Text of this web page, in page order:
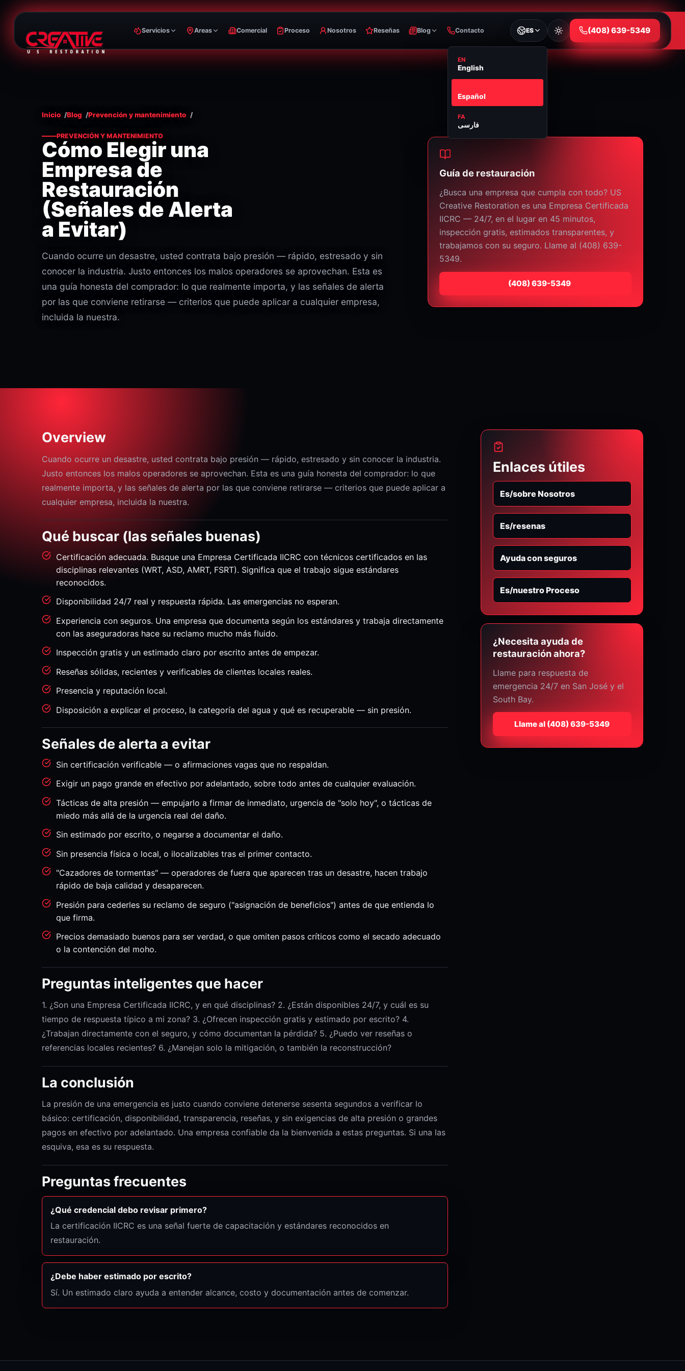
Servicios Areas Comercial Proceso Nosotros Reseñas Blog Contacto ES
EN
English
Español
FA
فارسی
⁦(408) 639-5349⁩
Inicio Blog Prevención y mantenimiento
PREVENCIÓN Y MANTENIMIENTO
Cómo Elegir una
Empresa de
Restauración
(Señales de Alerta
a Evitar)
Cuando ocurre un desastre, usted contrata bajo presión — rápido, estresado y sin
conocer la industria. Justo entonces los malos operadores se aprovechan. Esta es
una guía honesta del comprador: lo que realmente importa, y las señales de alerta
por las que conviene retirarse — criterios que puede aplicar a cualquier empresa,
incluida la nuestra.
Guía de restauración
¿Busca una empresa que cumpla con todo? US
Creative Restoration es una Empresa Certificada
IICRC — 24/7, en el lugar en 45 minutos,
inspección gratis, estimados transparentes, y
trabajamos con su seguro. Llame al (408) 639-
5349.
⁦(408) 639-5349⁩
Overview
Cuando ocurre un desastre, usted contrata bajo presión — rápido, estresado y sin conocer la industria.
Justo entonces los malos operadores se aprovechan. Esta es una guía honesta del comprador: lo que
realmente importa, y las señales de alerta por las que conviene retirarse — criterios que puede aplicar a
cualquier empresa, incluida la nuestra.
Qué buscar (las señales buenas)
Certificación adecuada. Busque una Empresa Certificada IICRC con técnicos certificados en las
disciplinas relevantes (WRT, ASD, AMRT, FSRT). Significa que el trabajo sigue estándares
reconocidos.
Disponibilidad 24/7 real y respuesta rápida. Las emergencias no esperan.
Experiencia con seguros. Una empresa que documenta según los estándares y trabaja directamente
con las aseguradoras hace su reclamo mucho más fluido.
Inspección gratis y un estimado claro por escrito antes de empezar.
Reseñas sólidas, recientes y verificables de clientes locales reales.
Presencia y reputación local.
Disposición a explicar el proceso, la categoría del agua y qué es recuperable — sin presión.
Señales de alerta a evitar
Sin certificación verificable — o afirmaciones vagas que no respaldan.
Exigir un pago grande en efectivo por adelantado, sobre todo antes de cualquier evaluación.
Tácticas de alta presión — empujarlo a firmar de inmediato, urgencia de "solo hoy", o tácticas de
miedo más allá de la urgencia real del daño.
Sin estimado por escrito, o negarse a documentar el daño.
Sin presencia física o local, o ilocalizables tras el primer contacto.
"Cazadores de tormentas" — operadores de fuera que aparecen tras un desastre, hacen trabajo
rápido de baja calidad y desaparecen.
Presión para cederles su reclamo de seguro ("asignación de beneficios") antes de que entienda lo
que firma.
Precios demasiado buenos para ser verdad, o que omiten pasos críticos como el secado adecuado
o la contención del moho.
Preguntas inteligentes que hacer
1. ¿Son una Empresa Certificada IICRC, y en qué disciplinas? 2. ¿Están disponibles 24/7, y cuál es su
tiempo de respuesta típico a mi zona? 3. ¿Ofrecen inspección gratis y estimado por escrito? 4.
¿Trabajan directamente con el seguro, y cómo documentan la pérdida? 5. ¿Puedo ver reseñas o
referencias locales recientes? 6. ¿Manejan solo la mitigación, o también la reconstrucción?
La conclusión
La presión de una emergencia es justo cuando conviene detenerse sesenta segundos a verificar lo
básico: certificación, disponibilidad, transparencia, reseñas, y sin exigencias de alta presión o grandes
pagos en efectivo por adelantado. Una empresa confiable da la bienvenida a estas preguntas. Si una las
esquiva, esa es su respuesta.
Preguntas frecuentes
¿Qué credencial debo revisar primero?
La certificación IICRC es una señal fuerte de capacitación y estándares reconocidos en
restauración.
¿Debe haber estimado por escrito?
Sí. Un estimado claro ayuda a entender alcance, costo y documentación antes de comenzar.
Enlaces útiles
Es/sobre Nosotros
Es/resenas
Ayuda con seguros
Es/nuestro Proceso
¿Necesita ayuda de
restauración ahora?
Llame para respuesta de
emergencia 24/7 en San José y el
South Bay.
Llame al ⁦(408) 639-5349⁩